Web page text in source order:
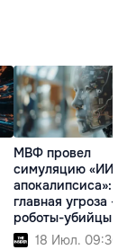
МВФ провел
симуляцию «ИИ-
апокалипсиса»:
главная угроза -
роботы-убийцы
18 Июл. 09:36